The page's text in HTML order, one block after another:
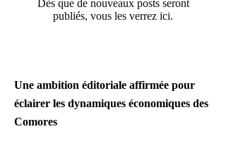
Dès que de nouveaux posts seront
publiés, vous les verrez ici.
​Une ambition éditoriale affirmée pour
éclairer les dynamiques économiques des
Comores